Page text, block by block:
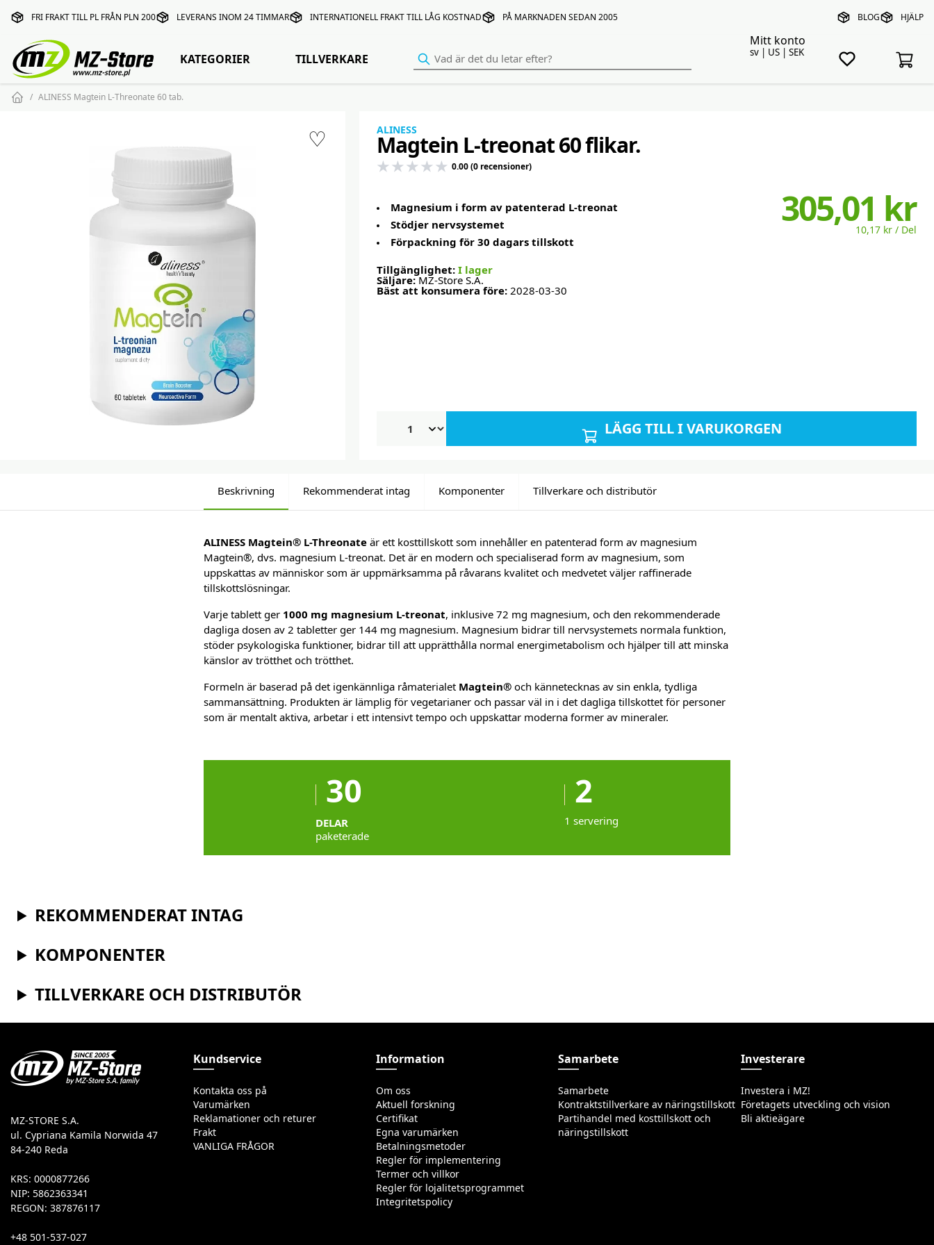
FRI FRAKT TILL PL FRÅN PLN 200 LEVERANS INOM 24 TIMMAR INTERNATIONELL FRAKT TILL LÅG KOSTNAD PÅ MARKNADEN SEDAN 2005 BLOG HJÄLP
Mitt konto
sv | US | SEK
KATEGORIER TILLVERKARE
ALINESS Magtein L-Threonate 60 tab.
♡ ALINESS
Magtein L-treonat 60 flikar.
0.00 (0 recensioner)
305,01 kr
10,17 kr / Del
Magnesium i form av patenterad L-treonat
Stödjer nervsystemet
Förpackning för 30 dagars tillskott
Tillgänglighet: I lager
Säljare: MZ-Store S.A.
Bäst att konsumera före: 2028-03-30
LÄGG TILL I VARUKORGEN
Beskrivning Rekommenderat intag Komponenter Tillverkare och distributör
ALINESS Magtein® L-Threonate är ett kosttillskott som innehåller en patenterad form av magnesium
Magtein®, dvs. magnesium L-treonat. Det är en modern och specialiserad form av magnesium, som
uppskattas av människor som är uppmärksamma på råvarans kvalitet och medvetet väljer raffinerade
tillskottslösningar.
Varje tablett ger 1000 mg magnesium L-treonat, inklusive 72 mg magnesium, och den rekommenderade
dagliga dosen av 2 tabletter ger 144 mg magnesium. Magnesium bidrar till nervsystemets normala funktion,
stöder psykologiska funktioner, bidrar till att upprätthålla normal energimetabolism och hjälper till att minska
känslor av trötthet och trötthet.
Formeln är baserad på det igenkännliga råmaterialet Magtein® och kännetecknas av sin enkla, tydliga
sammansättning. Produkten är lämplig för vegetarianer och passar väl in i det dagliga tillskottet för personer
som är mentalt aktiva, arbetar i ett intensivt tempo och uppskattar moderna former av mineraler.
30
DELAR
paketerade
2
1 servering
REKOMMENDERAT INTAG
KOMPONENTER
TILLVERKARE OCH DISTRIBUTÖR
MZ-STORE S.A.
ul. Cypriana Kamila Norwida 47
84-240 Reda
KRS: 0000877266
NIP: 5862363341
REGON: 387876117
+48 501-537-027
Kundservice
Kontakta oss på
Varumärken
Reklamationer och returer
Frakt
VANLIGA FRÅGOR
Information
Om oss
Aktuell forskning
Certifikat
Egna varumärken
Betalningsmetoder
Regler för implementering
Termer och villkor
Regler för lojalitetsprogrammet
Integritetspolicy
Samarbete
Samarbete
Kontraktstillverkare av näringstillskott
Partihandel med kosttillskott och
näringstillskott
Investerare
Investera i MZ!
Företagets utveckling och vision
Bli aktieägare